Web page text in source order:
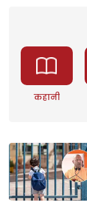
कहानी